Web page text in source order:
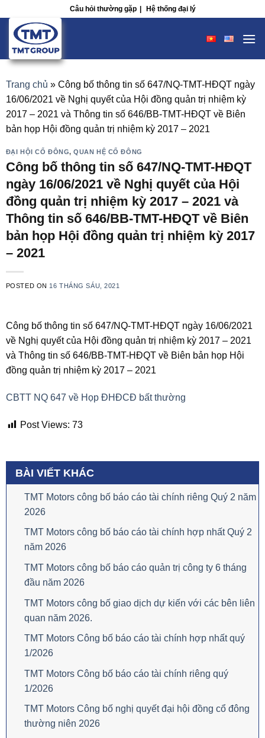
content
Câu hỏi thường gặp | Hệ thống đại lý
Trang chủ » Công bố thông tin số 647/NQ-TMT-HĐQT ngày
16/06/2021 về Nghị quyết của Hội đồng quản trị nhiệm kỳ
2017 – 2021 và Thông tin số 646/BB-TMT-HĐQT về Biên
bản họp Hội đồng quản trị nhiệm kỳ 2017 – 2021
ĐẠI HỘI CỔ ĐÔNG,QUAN HỆ CỔ ĐÔNG
Công bố thông tin số 647/NQ-TMT-HĐQT
ngày 16/06/2021 về Nghị quyết của Hội
đồng quản trị nhiệm kỳ 2017 – 2021 và
Thông tin số 646/BB-TMT-HĐQT về Biên
bản họp Hội đồng quản trị nhiệm kỳ 2017
– 2021
POSTED ON 16 THÁNG SÁU, 2021
Công bố thông tin số 647/NQ-TMT-HĐQT ngày 16/06/2021
về Nghị quyết của Hội đồng quản trị nhiệm kỳ 2017 – 2021
và Thông tin số 646/BB-TMT-HĐQT về Biên bản họp Hội
đồng quản trị nhiệm kỳ 2017 – 2021
CBTT NQ 647 về Họp ĐHĐCĐ bất thường
Post Views: 73
BÀI VIẾT KHÁC
TMT Motors công bố báo cáo tài chính riêng Quý 2 năm
2026
TMT Motors công bố báo cáo tài chính hợp nhất Quý 2
năm 2026
TMT Motors công bố báo cáo quản trị công ty 6 tháng
đầu năm 2026
TMT Motors công bố giao dịch dự kiến với các bên liên
quan năm 2026.
TMT Motors Công bố báo cáo tài chính hợp nhất quý
1/2026
TMT Motors Công bố báo cáo tài chính riêng quý
1/2026
TMT Motors Công bố nghị quyết đại hội đồng cổ đông
thường niên 2026